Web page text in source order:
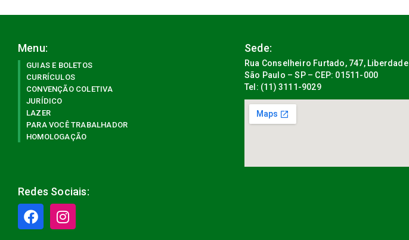
Menu:
GUIAS E BOLETOS
CURRÍCULOS
CONVENÇÃO COLETIVA
JURÍDICO
LAZER
PARA VOCÊ TRABALHADOR
HOMOLOGAÇÃO
Redes Sociais:
Sede:
Rua Conselheiro Furtado, 747, Liberdade
São Paulo – SP – CEP: 01511-000
Tel: (11) 3111-9029